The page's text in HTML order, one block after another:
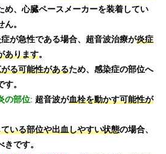
め、心臓ペースメーカーを装着してい
。
が急性である場合、超音波治療が炎症
あります。
る可能性があるため、感染症の部位へ
。
の部位: 超音波が血栓を動かす可能性が
いる部位や出血しやすい状態の場合、
です。